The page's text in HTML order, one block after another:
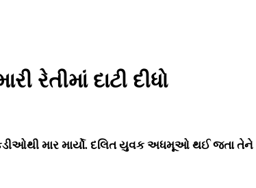
રેતીમાં દાટી દીધો
માર માર્યો. દલિત યુવક અધમૂઓ થઈ જતા તેને